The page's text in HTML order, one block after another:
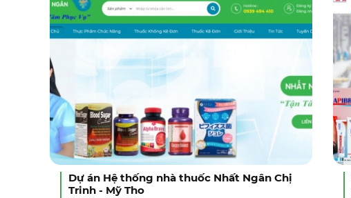
Dự án Hệ thống nhà thuốc Nhất Ngân Chị
Trinh - Mỹ Tho